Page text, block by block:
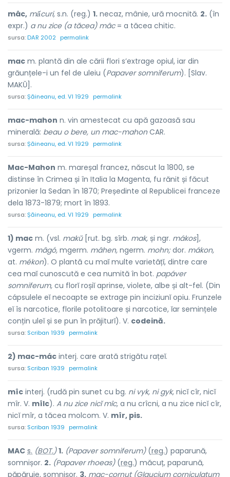
mâc, mấcuri, s.n. (reg.) 1. necaz, mânie, ură mocnită. 2. (în
expr.) a nu zice (a tăcea) mâc= a tăcea chitic.
sursa:DAR 2002 permalink
mac m. plantă din ale cării flori s’extrage opiul, iar din
grăunțele-i un fel de uleiu (Papaver somniferum). [Slav.
MAKŬ].
sursa:Șăineanu, ed. VI 1929 permalink
mac-mahon n. vin amestecat cu apă gazoasă sau
minerală: beau o bere, un mac-mahonCAR.
sursa:Șăineanu, ed. VI 1929 permalink
Mac-Mahon m. mareșal francez, născut la 1800, se
distinse în Crimea și în Italia la Magenta, fu rănit și făcut
prizonier la Sedan în 1870; Președinte al Republicei franceze
dela 1873-1879; mort în 1893.
sursa:Șăineanu, ed. VI 1929 permalink
1) mac m. (vsl. makŭ[rut. bg. sîrb. mak, și ngr. mákos],
vgerm. mâgó, mgerm. mâhen, ngerm. mohn;dor. mákon,
at. mékon). O plantă cu maĭ multe varietățĭ, dintre care
cea maĭ cunoscută e cea numită în bot. papáver
somniferum, cu florĭ roșiĭ aprinse, violete, albe și alt-fel. (Din
cápsulele eĭ necoapte se extrage pin inciziunĭ opiu. Frunzele
eĭ îs narcotice, florile potolitoare și narcotice, ĭar semințele
conțin uleĭ și se pun în prăjiturĭ). V. codeină.
sursa: Scriban 1939 permalink
2) mac-mác interj. care arată strigătu rațeĭ.
sursa: Scriban 1939 permalink
mîc interj. (rudă pin sunet cu bg. ni vyk, ni gyk, nicĭ cîr, nicĭ
mîr. V. mîlc). A nu zice nicĭ mîc, a nu crîcni, a nu zice nicĭ cîr,
nicĭ mîr, a tăcea molcom. V. mîr, pis.
sursa: Scriban 1939 permalink
MAC s. (BOT.) 1. (Papaver somniferum)(reg.) paparună,
somnișor. 2. (Papaver rhoeas)(reg.) măcuț, paparună,
păpăruie, somnișor. 3. mac-cornut (Glaucium corniculatum